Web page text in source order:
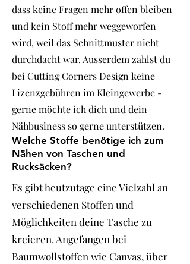
dass keine Fragen mehr offen bleiben
und kein Stoff mehr weggeworfen
wird, weil das Schnittmuster nicht
durchdacht war. Ausserdem zahlst du
bei Cutting Corners Design keine
Lizenzgebühren im Kleingewerbe -
gerne möchte ich dich und dein
Nähbusiness so gerne unterstützen.
Welche Stoffe benötige ich zum
Nähen von Taschen und
Rucksäcken?
Es gibt heutzutage eine Vielzahl an
verschiedenen Stoffen und
Möglichkeiten deine Tasche zu
kreieren. Angefangen bei
Baumwollstoffen wie Canvas, über